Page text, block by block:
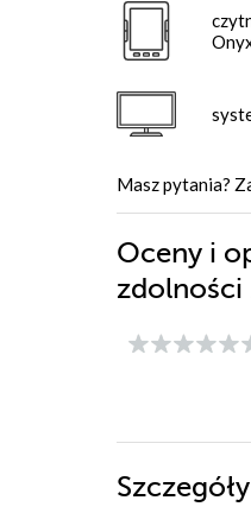
Masz pytania?
Oceny i
zdolności
Szczegóły